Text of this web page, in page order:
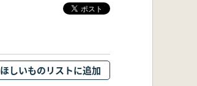
ほしいものリストに追加